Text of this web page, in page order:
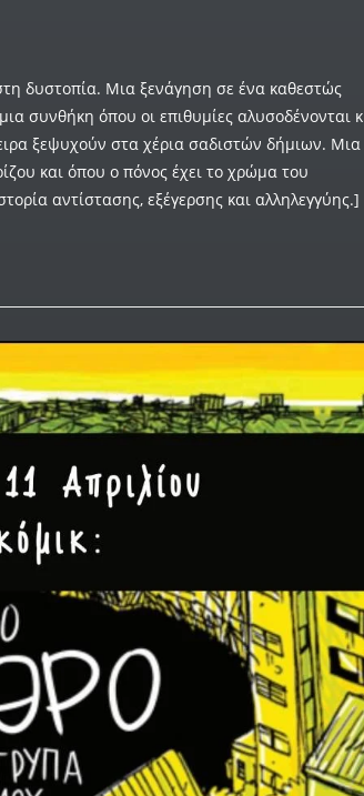
δυστοπία. Μια ξενάγηση σε ένα καθεστώς
συνθήκη όπου οι επιθυμίες αλυσοδένονται
ξεψυχούν στα χέρια σαδιστών δήμιων. Μια
και όπου ο πόνος έχει το χρώμα του
αντίστασης, εξέγερσης και αλληλεγγύης.]